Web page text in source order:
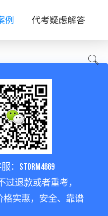
例 代考疑虑解答
：storm4669
过退款或者重考，
格实惠，安全、靠谱